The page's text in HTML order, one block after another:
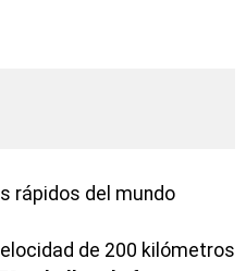
de 200 kilómetros